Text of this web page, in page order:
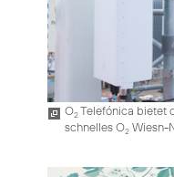
O2Telefónica bietet
schnelles O2 Wiesn-